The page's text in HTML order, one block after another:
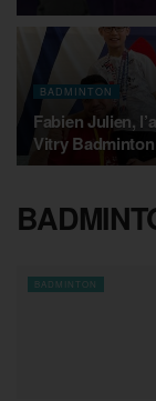
BADMINTON
Fabien Julien,
Vitry Badminton
BADMINTON